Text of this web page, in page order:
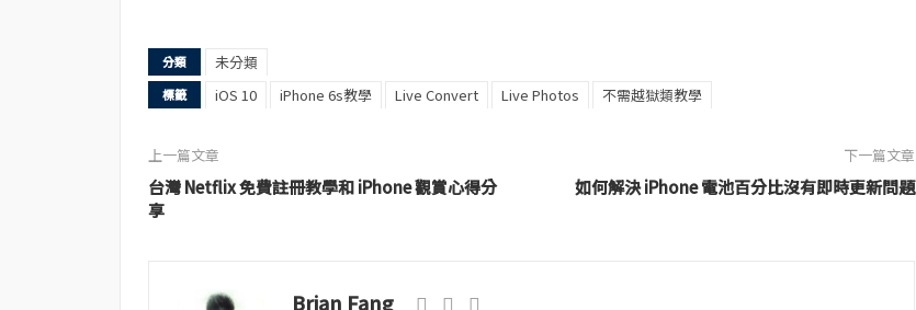
分類 未分類
標籤 iOS 10 iPhone 6s教學 Live Convert Live Photos 不需越獄類教學
上一篇文章
台灣 Netflix 免費註冊教學和 iPhone 觀賞心得分
享
下一篇文章
如何解決 iPhone 電池百分比沒有即時更新問題
Brian Fang